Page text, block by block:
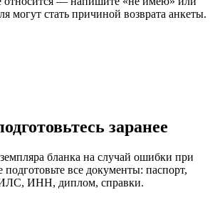
могут стать причиной возврата анкеты.
заранее
бланка на случай ошибки при
подготовьте все документы: паспорт,
ИНН, диплом, справки.